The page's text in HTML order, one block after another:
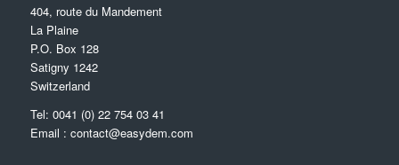
404, route du Mandement
La Plaine
P.O. Box 128
Satigny 1242
Switzerland
Tel: 0041 (0) 22 754 03 41
Email : contact@easydem.com